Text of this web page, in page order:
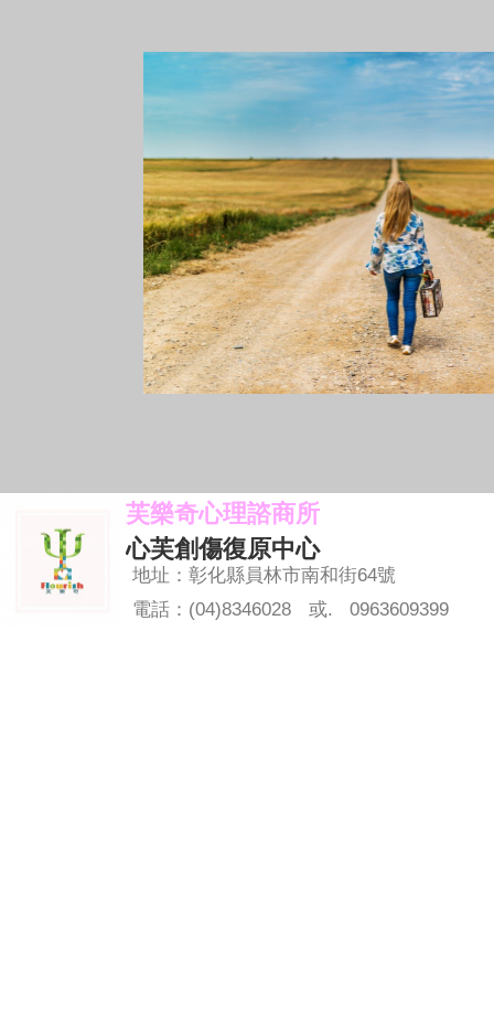
地址：彰化縣員林市南和街64號
芙樂奇心理諮商所
心芙創傷復原中心
電話：(04)8346028 或. 0963609399